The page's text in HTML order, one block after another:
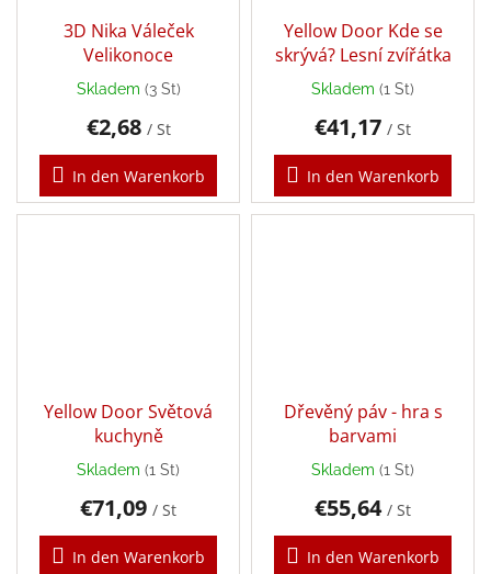
3D Nika Váleček
Velikonoce
Skladem (3 St)
€2,68 / St
In den Warenkorb
Yellow Door Kde se
skrývá? Lesní zvířátka
Skladem (1 St)
€41,17 / St
In den Warenkorb
Yellow Door Světová
kuchyně
Skladem (1 St)
€71,09 / St
In den Warenkorb
Dřevěný páv - hra s
barvami
Skladem (1 St)
€55,64 / St
In den Warenkorb